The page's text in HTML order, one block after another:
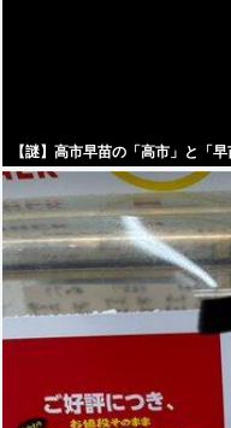
【謎】高市早苗の「高市」と「